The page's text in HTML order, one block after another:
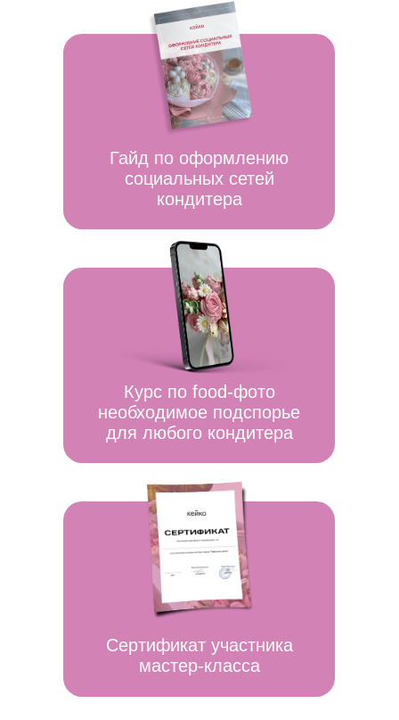
Топ-кондитер
в зефирной
Автор и ведущая курса«Зефирные
цветы» и «Кремовая флористика» в
4500 учеников
от личных продаж
до преподавателя
Елена Туганова
ТОП-кондитер
@flowercake_zefir
«Я глубоко убеждена, что
. И сейчас зефирная
флористика для меня —
возможность передавать свой опыт
и навыки новым ученикам,чтобы как
можно больше людей умели
создавать праздник своими руками!
Мы будем говорить о самой
красивой и популярной нише
в кондитерском мире!